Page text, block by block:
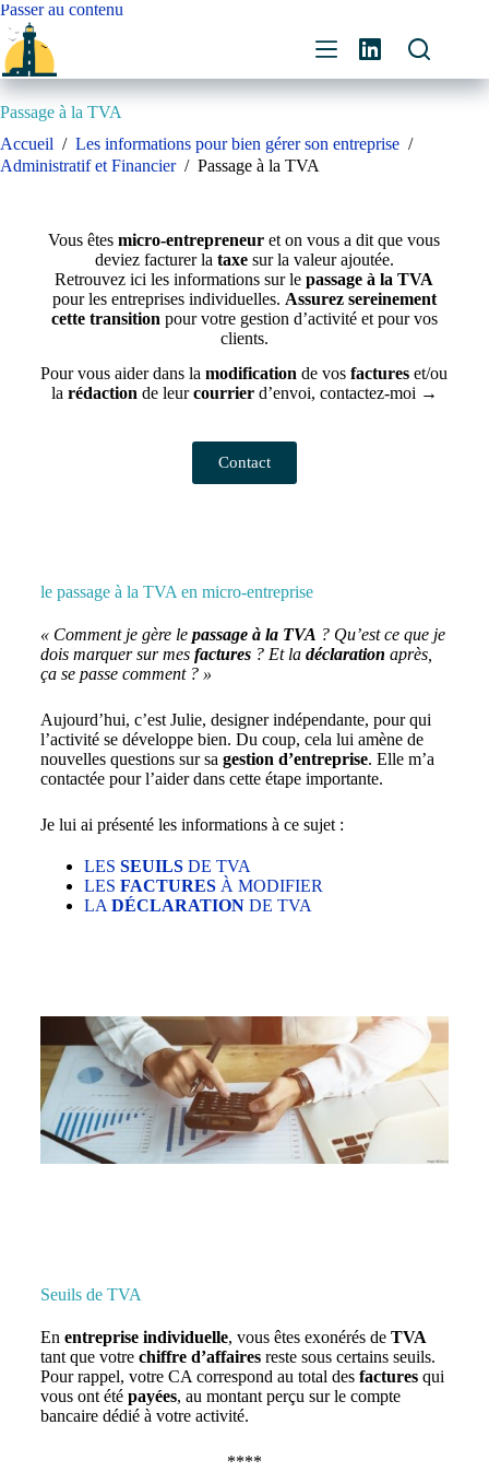
Passer au contenu
Passage à la TVA
Accueil / Les informations pour bien gérer son entreprise /
Administratif et Financier / Passage à la TVA
Vous êtes micro-entrepreneuret on vous a dit que vous
deviez facturer la taxesur la valeur ajoutée.
Retrouvez ici les informations sur lepassage à la TVA
pour les entreprises individuelles. Assurez sereinement
cette transition pour votre gestion d’activité et pour vos
clients.
Pour vous aider dans lamodification de vosfactures et/ou
la rédactionde leurcourrierd’envoi, contactez-moi →
Contact
le passage à la TVA en micro-entreprise
« Comment je gère le passage à la TVA ? Qu’est ce que je
dois marquer sur mes factures? Et la déclaration après,
ça se passe comment ? »
Aujourd’hui, c’est Julie, designer indépendante, pour qui
l’activité se développe bien. Du coup, cela lui amène de
nouvelles questions sur sa gestion d’entreprise. Elle m’a
contactée pour l’aider dans cette étape importante.
Je lui ai présenté les informations à ce sujet :
LES SEUILSDE TVA
LES FACTURESÀ MODIFIER
LA DÉCLARATIONDE TVA
Seuils de TVA
En entreprise individuelle, vous êtes exonérés de TVA
tant que votre chiffre d’affairesreste sous certains seuils.
Pour rappel, votre CA correspond au total des facturesqui
vous ont été payées, au montant perçu sur le compte
bancaire dédié à votre activité.
****